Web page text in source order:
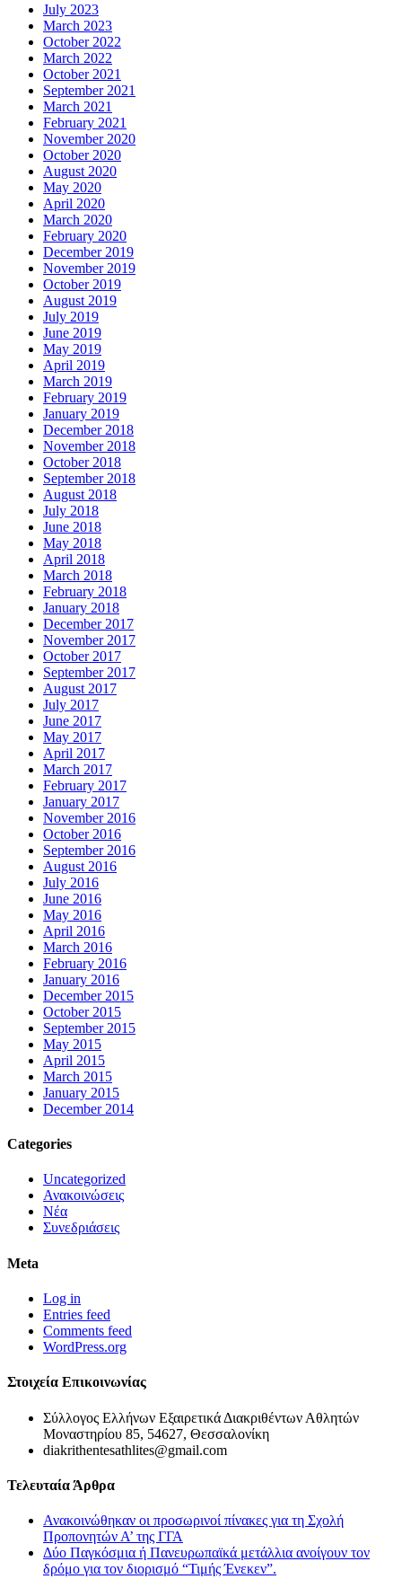
July 2023
March 2023
October 2022
March 2022
October 2021
September 2021
March 2021
February 2021
November 2020
October 2020
August 2020
May 2020
April 2020
March 2020
February 2020
December 2019
November 2019
October 2019
August 2019
July 2019
June 2019
May 2019
April 2019
March 2019
February 2019
January 2019
December 2018
November 2018
October 2018
September 2018
August 2018
July 2018
June 2018
May 2018
April 2018
March 2018
February 2018
January 2018
December 2017
November 2017
October 2017
September 2017
August 2017
July 2017
June 2017
May 2017
April 2017
March 2017
February 2017
January 2017
November 2016
October 2016
September 2016
August 2016
July 2016
June 2016
May 2016
April 2016
March 2016
February 2016
January 2016
December 2015
October 2015
September 2015
May 2015
April 2015
March 2015
January 2015
December 2014
Categories
Uncategorized
Ανακοινώσεις
Νέα
Συνεδριάσεις
Meta
Log in
Entries feed
Comments feed
WordPress.org
Στοιχεία Επικοινωνίας
Σύλλογος Ελλήνων Εξαιρετικά Διακριθέντων Αθλητών
Μοναστηρίου 85, 54627, Θεσσαλονίκη
diakrithentesathlites@gmail.com
Τελευταία Άρθρα
Ανακοινώθηκαν οι προσωρινοί πίνακες για τη Σχολή
Προπονητών Α’ της ΓΓΑ
Δύο Παγκόσμια ή Πανευρωπαϊκά μετάλλια ανοίγουν τον
δρόμο για τον διορισμό “Τιμής Ένεκεν”.